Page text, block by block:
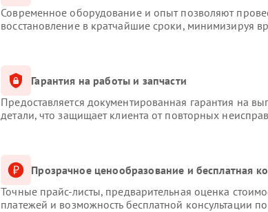
Современное оборудование и опыт позволяют
восстановление в кратчайшие сроки, минимизируя
Гарантия на работы и запчасти
Предоставляется документированная гарантия на
детали, что защищает клиента от повторных
Прозрачное ценообразование и бесплатная
Точные прайс-листы, предварительная оценка
платежей и возможность бесплатной консультации